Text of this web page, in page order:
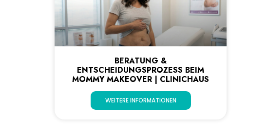
BERATUNG &
ENTSCHEIDUNGSPROZESS BEIM
MOMMY MAKEOVER | CLINICHAUS
WEITERE INFORMATIONEN